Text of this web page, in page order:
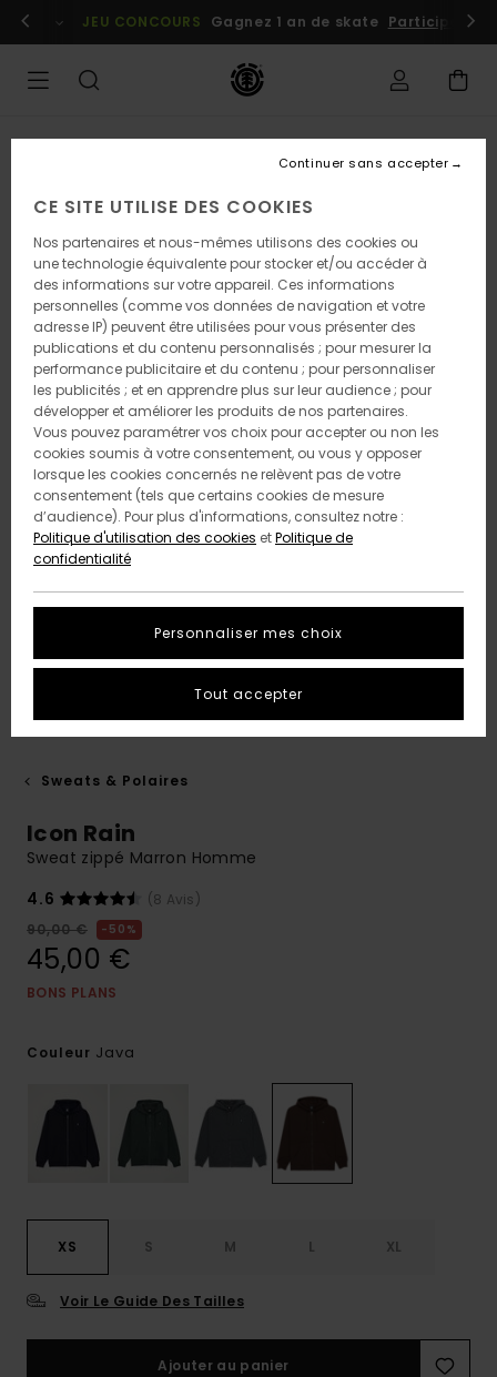
l'information
Se connecter / s'inscrire
JEU CONCOURS Gagnez 1 an de skate Participez
Sweats & Polaires
Icon Rain
Sweat zippé Marron Homme
4.6
(8 Avis)
90,00 €
50%
45,00 €
BONS PLANS
Couleur Java
XS S M L XL
Voir Le Guide Des Tailles
Ajouter au panier
CE SITE UTILISE DES COOKIES
Nos partenaires et nous-mêmes utilisons des cookies ou
une technologie équivalente pour stocker et/ou accéder à
des informations sur votre appareil. Ces informations
personnelles (comme vos données de navigation et votre
adresse IP) peuvent être utilisées pour vous présenter des
publications et du contenu personnalisés ; pour mesurer la
performance publicitaire et du contenu ; pour personnaliser
les publicités ; et en apprendre plus sur leur audience ; pour
développer et améliorer les produits de nos partenaires.
Vous pouvez paramétrer vos choix pour accepter ou non les
cookies soumis à votre consentement, ou vous y opposer
lorsque les cookies concernés ne relèvent pas de votre
consentement (tels que certains cookies de mesure
d’audience). Pour plus d'informations, consultez notre :
Politique d'utilisation des cookies etPolitique de
confidentialité
Personnaliser mes choix
Continuer sans accepter
Tout accepter